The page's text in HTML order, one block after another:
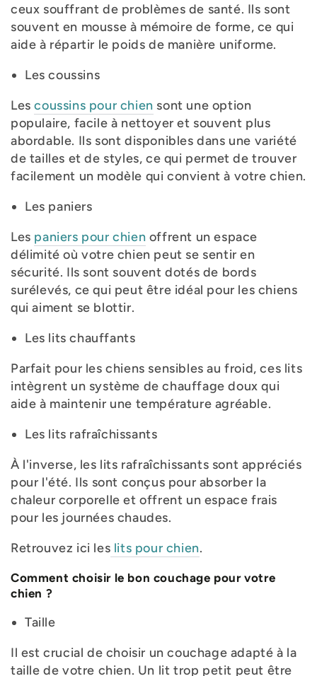
ceux souffrant de problèmes de santé. Ils sont
souvent en mousse à mémoire de forme, ce qui
aide à répartir le poids de manière uniforme.
Les coussins
Lescoussins pour chien sont une option
populaire, facile à nettoyer et souvent plus
abordable. Ils sont disponibles dans une variété
de tailles et de styles, ce qui permet de trouver
facilement un modèle qui convient à votre chien.
Les paniers
Les paniers pour chien offrent un espace
délimité où votre chien peut se sentir en
sécurité. Ils sont souvent dotés de bords
surélevés, ce qui peut être idéal pour les chiens
qui aiment se blottir.
Les lits chauffants
Parfait pour les chiens sensibles au froid, ces lits
intègrent un système de chauffage doux qui
aide à maintenir une température agréable.
Les lits rafraîchissants
À l'inverse, les lits rafraîchissants sont appréciés
pour l'été. Ils sont conçus pour absorber la
chaleur corporelle et offrent un espace frais
pour les journées chaudes.
Retrouvez ici les lits pour chien.
Comment choisir le bon couchage pour votre
chien ?
Taille
Il est crucial de choisir un couchage adapté à la
taille de votre chien. Un lit trop petit peut être